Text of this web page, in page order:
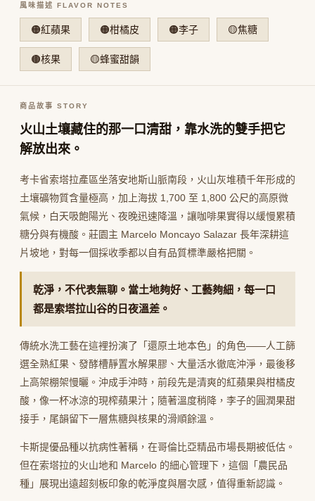
風味描述 FLAVOR NOTES
🟠紅蘋果 🟠柑橘皮 🟠李子 🟡焦糖
🟤核果 🟡蜂蜜甜韻
商品故事 STORY
火山土壤藏住的那一口清甜，靠水洗的雙手把它
解放出來。
考卡省索塔拉產區坐落安地斯山脈南段，火山灰堆積千年形成的
土壤礦物質含量極高，加上海拔 1,700 至 1,800 公尺的高原微
氣候，白天吸飽陽光、夜晚迅速降溫，讓咖啡果實得以緩慢累積
糖分與有機酸。莊園主 Marcelo Moncayo Salazar 長年深耕這
片坡地，對每一個採收季都以自有品質標準嚴格把關。
乾淨，不代表無聊。當土地夠好、工藝夠細，每一口
都是索塔拉山谷的日夜溫差。
傳統水洗工藝在這裡扮演了「還原土地本色」的角色——人工篩
選全熟紅果、發酵槽靜置水解果膠、大量活水徹底沖淨，最後移
上高架棚架慢曬。沖成手沖時，前段先是清爽的紅蘋果與柑橘皮
酸，像一杯冰涼的現榨蘋果汁；隨著溫度稍降，李子的圓潤果甜
接手，尾韻留下一層焦糖與核果的滑順餘溫。
卡斯提優品種以抗病性著稱，在哥倫比亞精品市場長期被低估。
但在索塔拉的火山地和 Marcelo 的細心管理下，這個「農民品
種」展現出遠超刻板印象的乾淨度與層次感，值得重新認識。